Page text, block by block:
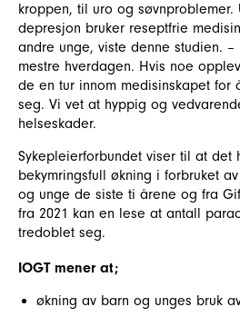
kroppen, til uro og søvnproblemer.
depresjon bruker reseptfrie
andre unge, viste denne studien.
mestre hverdagen. Hvis noe
de en tur innom medisinskapet for
seg. Vi vet at hyppig og
helseskader.
Sykepleierforbundet viser til at det
bekymringsfull økning i forbruket
og unge de siste ti årene og fra
fra 2021 kan en lese at antall
tredoblet seg.
IOGT mener at;
økning av barn og unges bruk